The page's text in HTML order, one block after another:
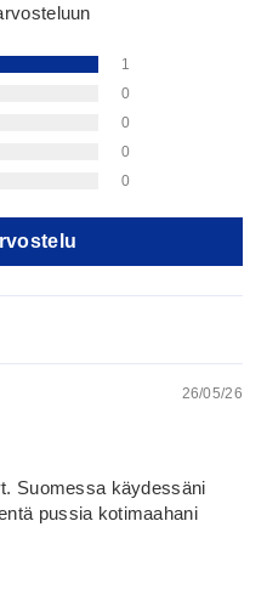
1
0
0
0
0
26/05/26
Suomessa käydessäni
pussia kotimaahani